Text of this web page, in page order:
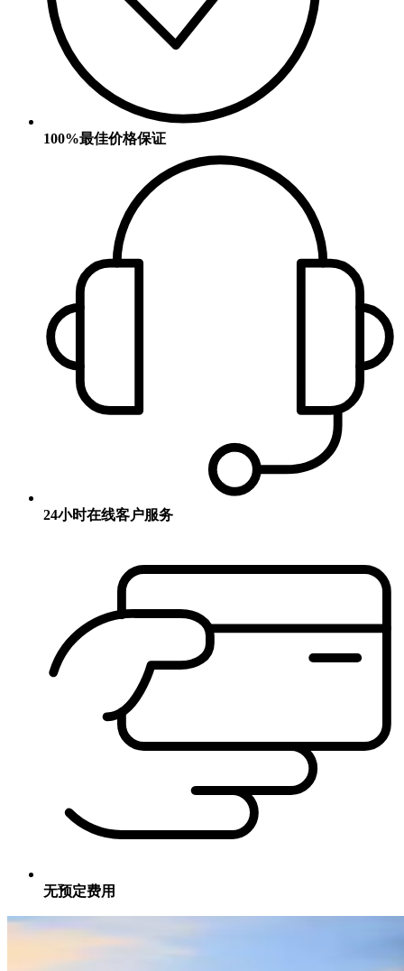
100%最佳价格保证
24小时在线客户服务
无预定费用